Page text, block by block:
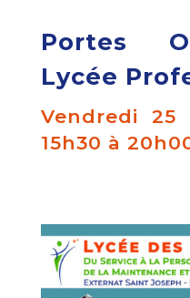
Portes
Lycée
Vendredi 25
15h30 à